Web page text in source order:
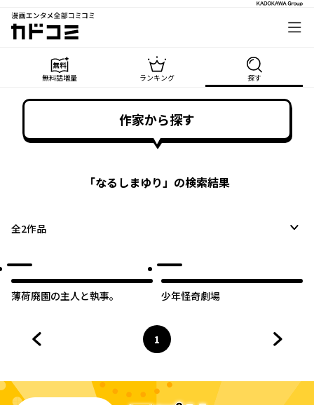
漫画エンタメ全部コミコミ
カドコミ
無料話増量 ランキング 探す
作家から探す
「なるしまゆり」の検索結果
全2作品
薄荷廃園の主人と執事。 少年怪奇劇場
ページ
1
へ